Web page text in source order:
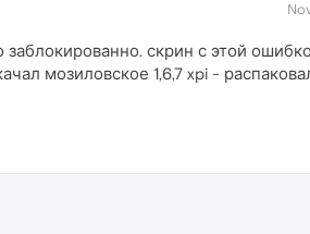
скрин с этой
мозиловское 1,6,7 xpi -